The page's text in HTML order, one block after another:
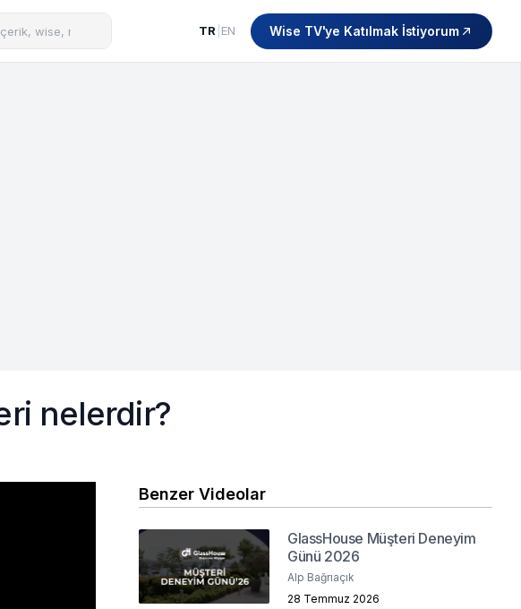
TR EN Wise TV'ye Katılmak İstiyorum
nelerdir?
Benzer Videolar
GlassHouse Müşteri Deneyim
Günü 2026
Alp Bağrıaçık
28 Temmuz 2026